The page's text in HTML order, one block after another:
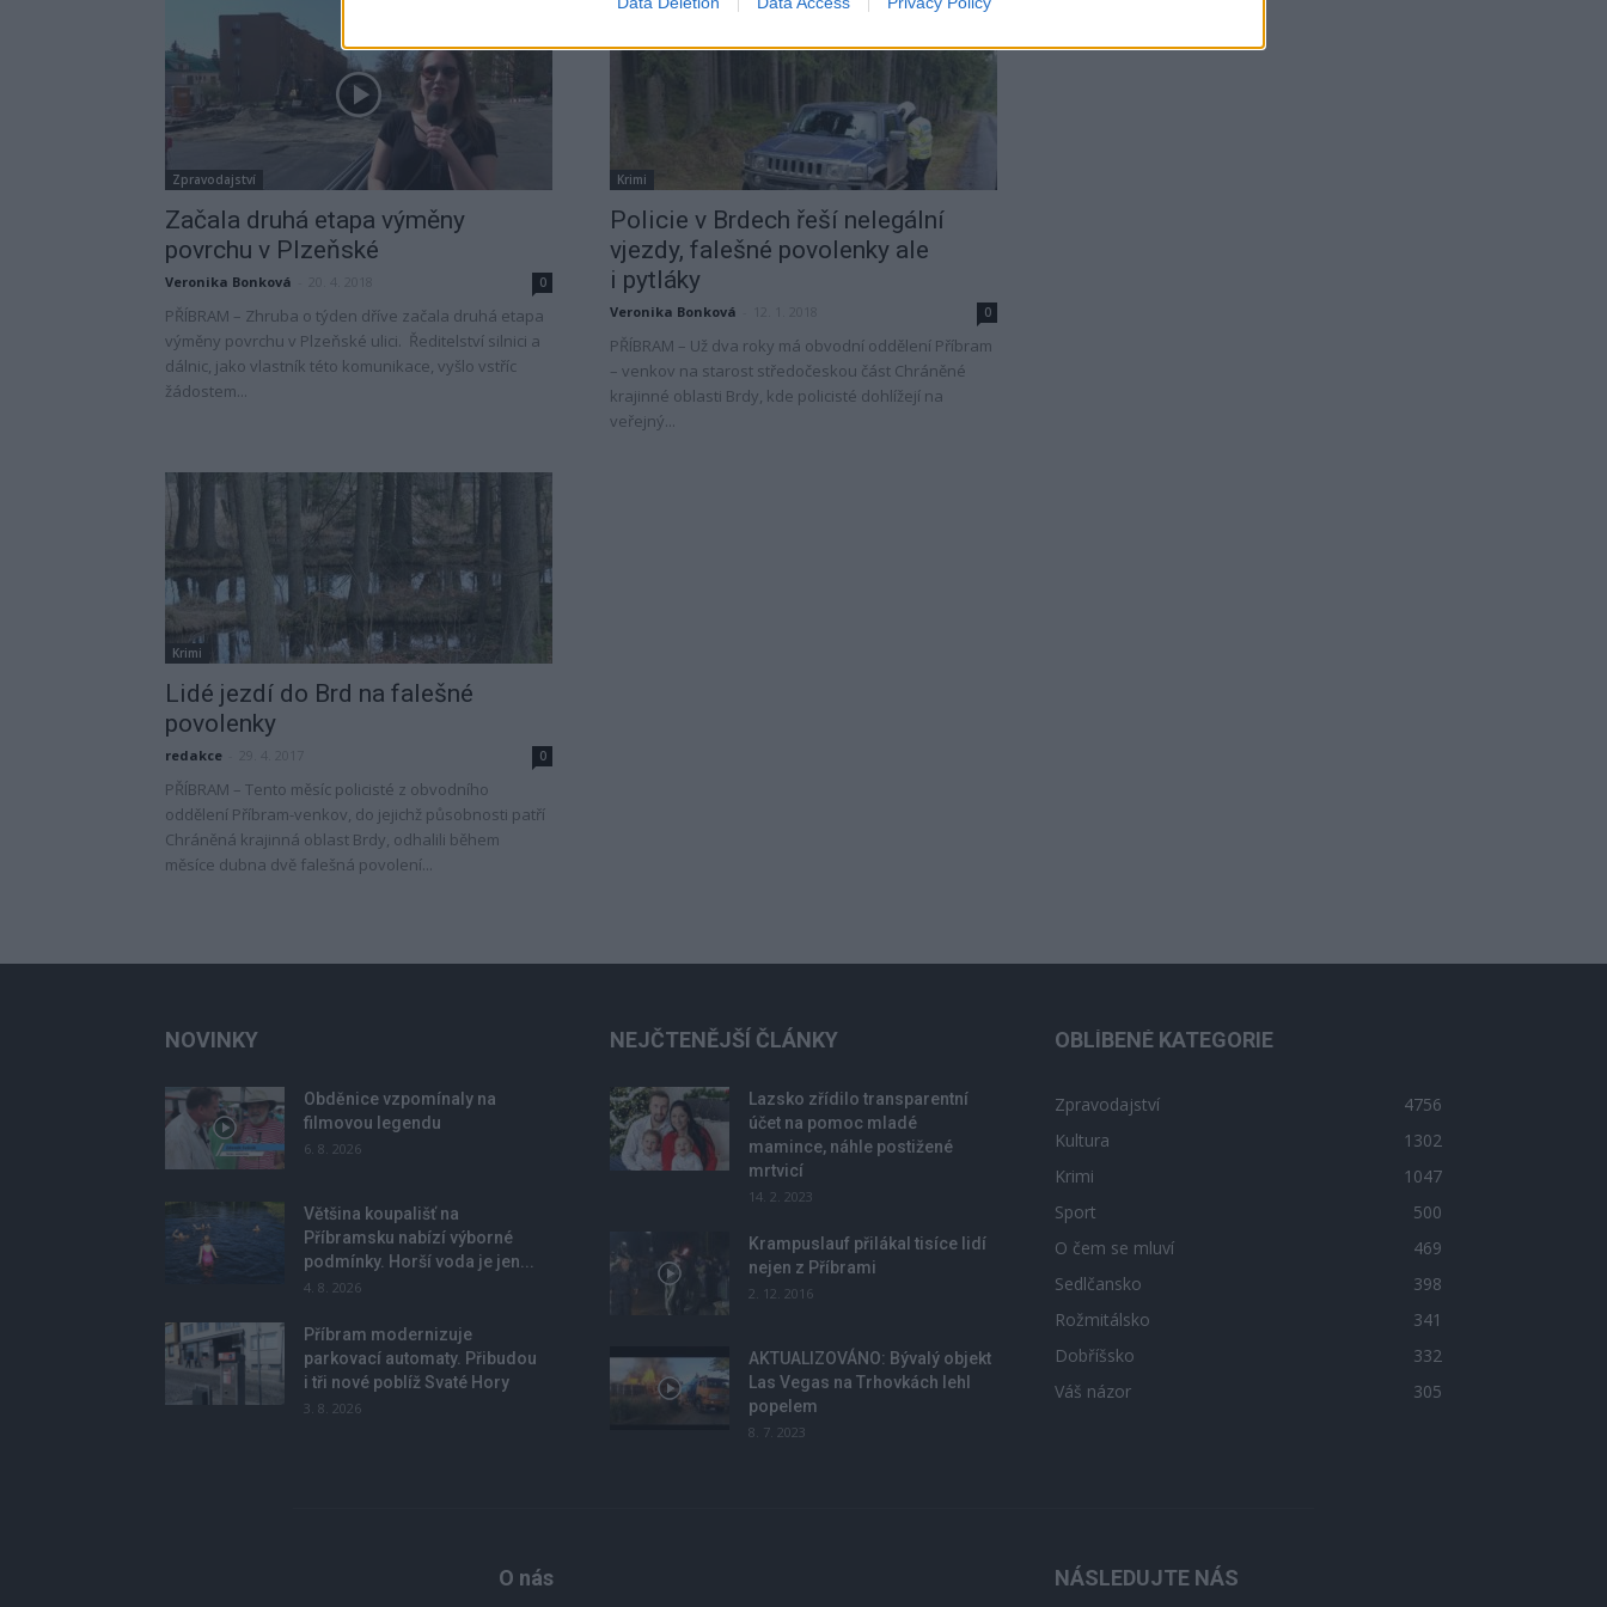
Zpravodajství
Začala druhá etapa výměny
povrchu v Plzeňské
Veronika Bonková 0
PŘÍBRAM – Zhruba o týden dříve začala druhá etapa
výměny povrchu v Plzeňské ulici. Ředitelství silnici a
dálnic, jako vlastník této komunikace, vyšlo vstříc
žádostem...
Krimi
Policie v Brdech řeší nelegální
vjezdy, falešné povolenky ale
i pytláky
Veronika Bonková 0
PŘÍBRAM – Už dva roky má obvodní oddělení Příbram
– venkov na starost středočeskou část Chráněné
krajinné oblasti Brdy, kde policisté dohlížejí na
veřejný...
Krimi
Lidé jezdí do Brd na falešné
povolenky
redakce 0
PŘÍBRAM – Tento měsíc policisté z obvodního
oddělení Příbram-venkov, do jejichž působnosti patří
Chráněná krajinná oblast Brdy, odhalili během
měsíce dubna dvě falešná povolení...
NOVINKY
Obděnice vzpomínaly na
filmovou legendu
6. 8. 2026
Většina koupališť na
Příbramsku nabízí výborné
podmínky. Horší voda je jen...
4. 8. 2026
Příbram modernizuje
parkovací automaty. Přibudou
i tři nové poblíž Svaté Hory
3. 8. 2026
NEJČTENĚJŠÍ ČLÁNKY
Lazsko zřídilo transparentní
účet na pomoc mladé
mamince, náhle postižené
mrtvicí
14. 2. 2023
Krampuslauf přilákal tisíce lidí
nejen z Příbrami
2. 12. 2016
AKTUALIZOVÁNO: Bývalý objekt
Las Vegas na Trhovkách lehl
popelem
8. 7. 2023
OBLÍBENÉ KATEGORIE
Zpravodajství
4756
Kultura
1302
Krimi
1047
Sport
500
O čem se mluví
469
Sedlčansko
398
Rožmitálsko
341
Dobříšsko
332
Váš názor
305
O nás NÁSLEDUJTE NÁS